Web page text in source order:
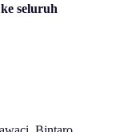
seluruh